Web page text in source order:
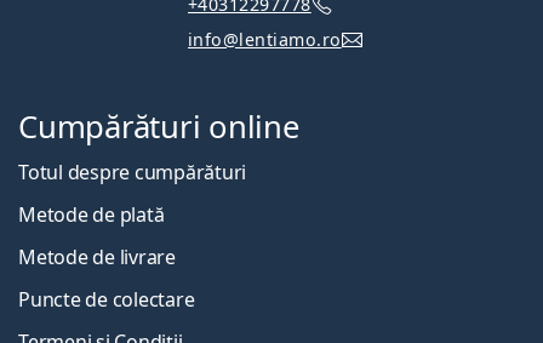
info@lentiamo.ro
Cumpărături online
Totul despre cumpărături
Metode de plată
Metode de livrare
Puncte de colectare